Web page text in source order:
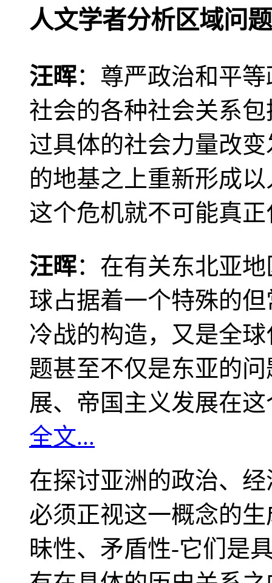
人文学者分析区域问题
汪晖：尊严政治和平
社会的各种社会关系
过具体的社会力量改
的地基之上重新形成
这个危机就不可能真
汪晖：在有关东北亚
球占据着一个特殊的
冷战的构造，又是全
题甚至不仅是东亚的
展、帝国主义发展在
全文...
在探讨亚洲的政治、
必须正视这一概念的
昧性、矛盾性-它们是